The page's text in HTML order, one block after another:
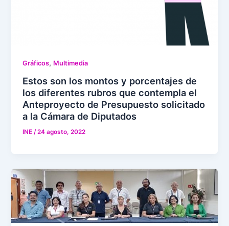
Gráficos, Multimedia
Estos son los montos y porcentajes de
los diferentes rubros que contempla el
Anteproyecto de Presupuesto solicitado
a la Cámara de Diputados
INE/24 agosto, 2022